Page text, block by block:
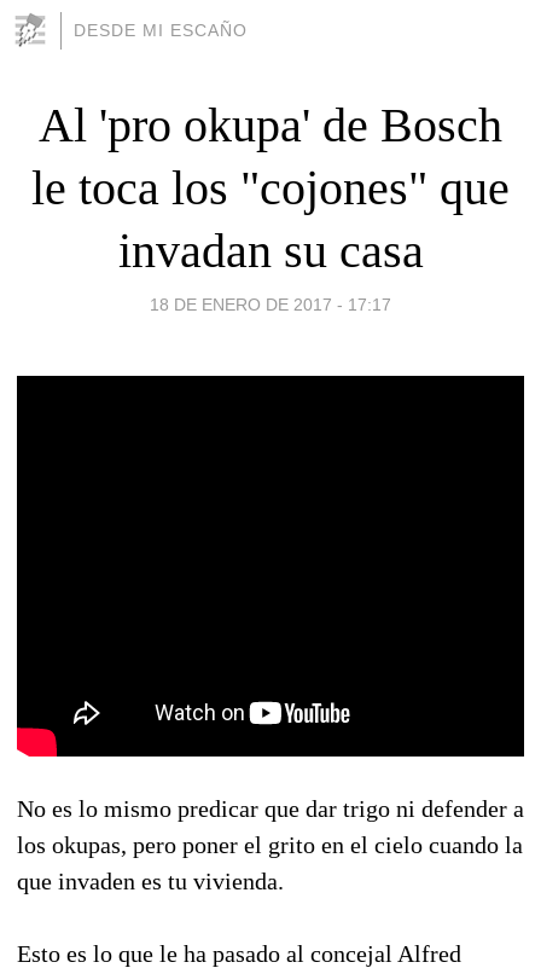
DESDE MI ESCAÑO
Al 'pro okupa' de Bosch
le toca los "cojones" que
invadan su casa
18 DE ENERO DE 2017 - 17:17
No es lo mismo predicar que dar trigo ni defender a
los okupas, pero poner el grito en el cielo cuando la
que invaden es tu vivienda.
Esto es lo que le ha pasado al concejal Alfred